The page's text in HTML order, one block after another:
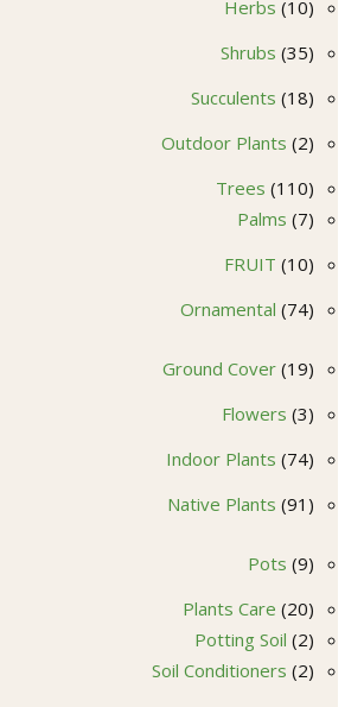
Herbs 10
10
Shrubs 35
35
Succulents 18
18
Outdoor Plants 2
2
Trees 110
110
منتجات
Palms 7
7
FRUIT 10
10
Ornamental 74
74
Ground Cover 19
19
Flowers 3
3
Indoor Plants 74
74
Native Plants 91
91
Pots 9
9
Plants Care 20
20
منتجPotting Soil 2
2
منتجات
Soil Conditioners 2
2